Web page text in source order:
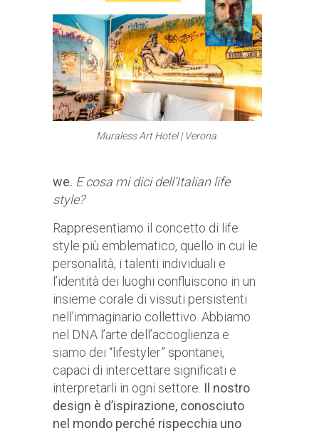
Muraless Art Hotel | Verona.
we. E cosa mi dici dell’Italian life
style?
Rappresentiamo il concetto di life
style più emblematico, quello in cui le
personalità, i talenti individuali e
l’identità dei luoghi confluiscono in un
insieme corale di vissuti persistenti
nell’immaginario collettivo. Abbiamo
nel DNA l’arte dell’accoglienza e
siamo dei “lifestyler” spontanei,
capaci di intercettare significati e
interpretarli in ogni settore. Il nostro
design è d’ispirazione, conosciuto
nel mondo perché rispecchia uno